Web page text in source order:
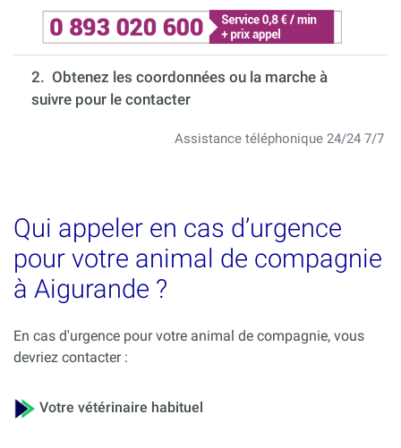
2. Obtenez les coordonnées ou la marche à
suivre pour le contacter
Assistance téléphonique 24/24 7/7
Qui appeler en cas d’urgence
pour votre animal de compagnie
à Aigurande ?
En cas d'urgence pour votre animal de compagnie, vous
devriez contacter :
Votre vétérinaire habituel